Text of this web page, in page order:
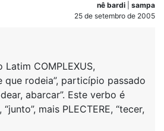
nê bardi
sampa
25 de setembro de 2005
Latim COMPLEXUS,
que rodeia”, particípio passado
abarcar”. Este verbo é
mais PLECTERE, “tecer,